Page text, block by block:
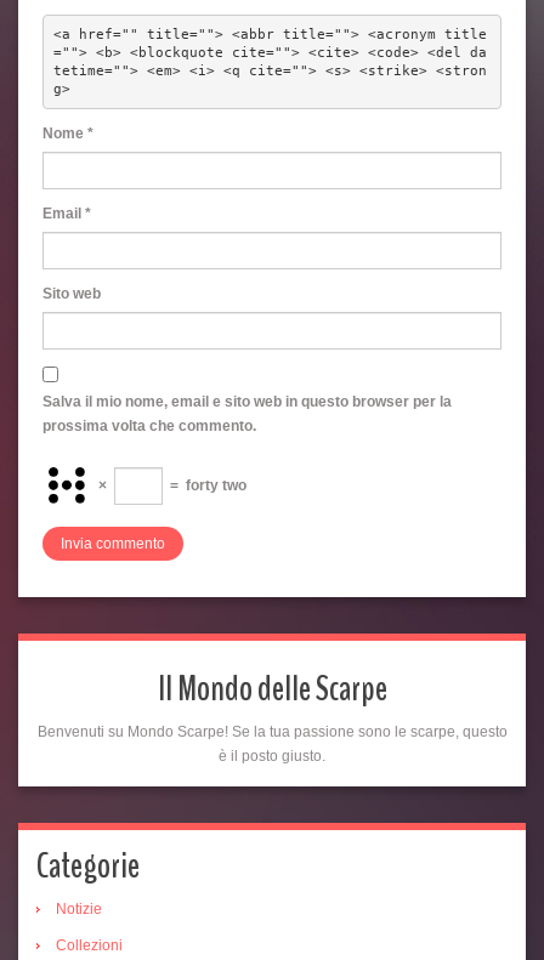
<a href="" title=""> <abbr title=""> <acronym title
=""> <b> <blockquote cite=""> <cite> <code> <del da
tetime=""> <em> <i> <q cite=""> <s> <strike> <stron
g>
Nome *
Email *
Sito web
Salva il mio nome, email e sito web in questo browser per la
prossima volta che commento.
× = forty two
Il Mondo delle Scarpe
Benvenuti su Mondo Scarpe! Se la tua passione sono le scarpe, questo
è il posto giusto.
Categorie
Notizie
Collezioni